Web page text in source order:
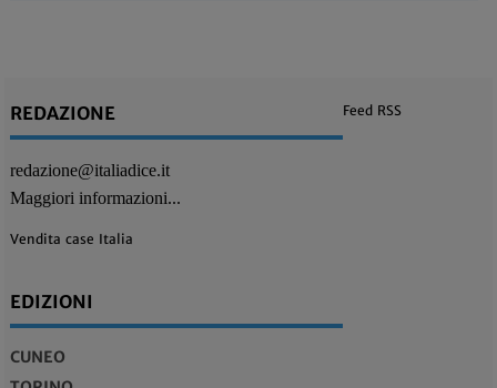
REDAZIONE
redazione@italiadice.it
Maggiori informazioni...
Vendita case Italia
EDIZIONI
CUNEO
Feed RSS